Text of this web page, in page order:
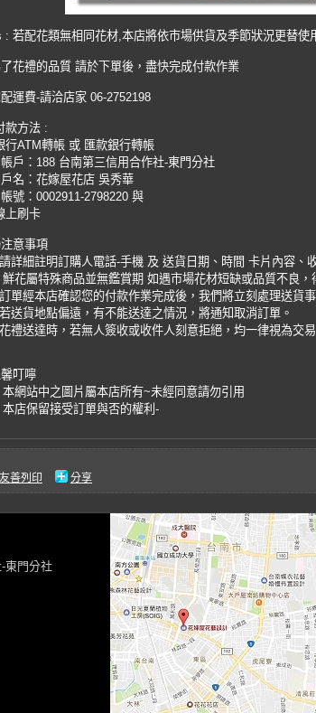
: 若配花類無相同花材,本店將依市場供貨及季節狀況更替使
花禮的品質 請於下單後，盡快完成付款作業
運費-請洽店家 06-2752198
款方法 :
行ATM轉帳 或 匯款銀行轉帳
戶：188 台南第三信用合作社-東門分社
名：花嫁屋花店 吳秀華
號：0002911-2798220 與
上刷卡
意事項
詳細註明訂購人電話-手機 及 送貨日期、時間 卡片內容、
鮮花屬特殊商品並無鑑賞期 如遇市場花材短缺或品質不良，
單經本店確認您的付款作業完成後，我們將立刻處理送貨
送貨地點偏遠，有不能送達之情況，將通知取消訂單。
禮送達時，若無人簽收或收件人刻意拒絕，均一律視為交
叮嚀
本網站中之圖片屬本店所有~未經同意請勿引用
本店保留接受訂單與否的權利-
友善列印 分享
東門分社